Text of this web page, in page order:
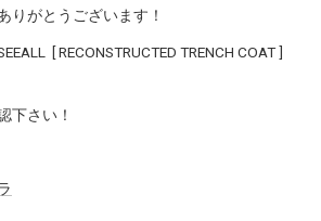
りがとうございます！
[ RECONSTRUCTED TRENCH COAT ]
下さい！